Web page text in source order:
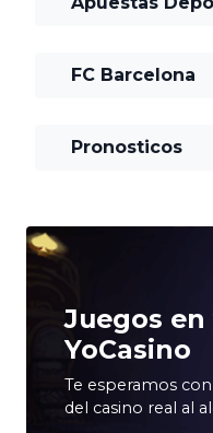
FC Barcelona
Pronosticos
Juegos en
YoCasino
Te esperamos
del casino real al